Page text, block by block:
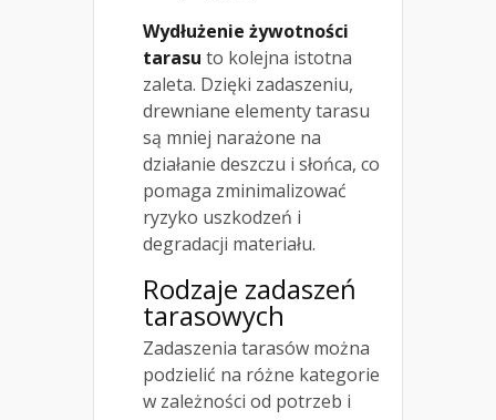
Wydłużenie żywotności
tarasu to kolejna istotna
zaleta. Dzięki zadaszeniu,
drewniane elementy tarasu
są mniej narażone na
działanie deszczu i słońca, co
pomaga zminimalizować
ryzyko uszkodzeń i
degradacji materiału.
Rodzaje zadaszeń
tarasowych
Zadaszenia tarasów można
podzielić na różne kategorie
w zależności od potrzeb i